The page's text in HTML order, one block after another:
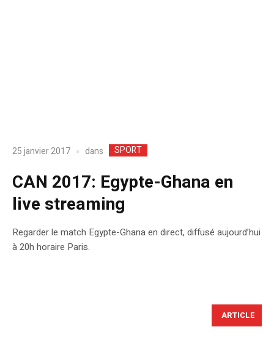
25 janvier 2017 dans SPORT
CAN 2017: Egypte-Ghana en
live streaming
Regarder le match Egypte-Ghana en direct, diffusé aujourd’hui
à 20h horaire Paris.
ARTICLE